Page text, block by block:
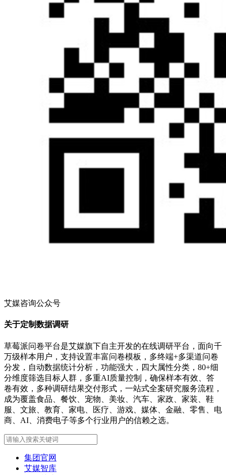
艾媒咨询公众号
关于定制数据调研
草莓派问卷平台是艾媒旗下自主开发的在线调研平台，面向千
万级样本用户，支持设置丰富问卷模板，多终端+多渠道问卷
分发，自动数据统计分析，功能强大，四大属性分类，80+细
分维度筛选目标人群，多重AI质量控制，确保样本有效、答
卷有效，多种调研结果交付形式，一站式全案研究服务流程，
成为覆盖食品、餐饮、宠物、美妆、汽车、家政、家装、鞋
服、文旅、教育、家电、医疗、游戏、媒体、金融、零售、电
商、AI、消费电子等多个行业用户的信赖之选。
集团官网
艾媒智库